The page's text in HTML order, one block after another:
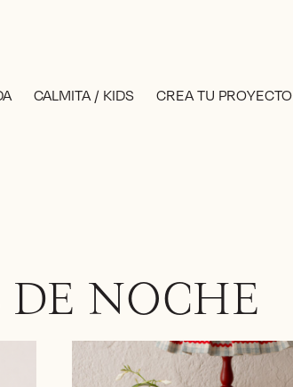
CALMITA / KIDS CREA TU PROYECTO
DE NOCHE